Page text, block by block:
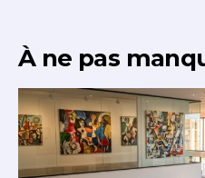
À ne pas